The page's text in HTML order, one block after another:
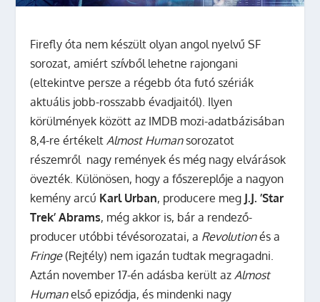
Firefly óta nem készült olyan angol nyelvű SF
sorozat, amiért szívből lehetne rajongani
(eltekintve persze a régebb óta futó szériák
aktuális jobb-rosszabb évadjaitól). Ilyen
körülmények között az IMDB mozi-adatbázisában
8,4-re értékelt Almost Humansorozatot
részemről nagy remények és még nagy elvárások
övezték. Különösen, hogy a főszereplője a nagyon
kemény arcú Karl Urban, producere meg J.J. ’Star
Trek’ Abrams, még akkor is, bár a rendező-
producer utóbbi tévésorozatai, a Revolutionés a
Fringe(Rejtély) nem igazán tudtak megragadni.
Aztán november 17-én adásba került az Almost
Humanelső epizódja, és mindenki nagy